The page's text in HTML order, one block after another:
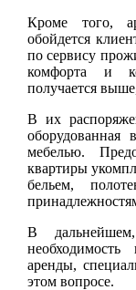
Кроме того,
обойдется
по сервису
комфорта и
получается
В их
оборудованная
мебелью.
квартиры
бельем,
В
аренды,
этом вопросе.